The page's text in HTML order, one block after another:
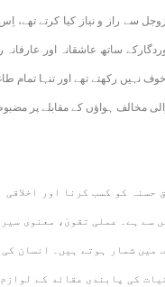
سے راز و نیاز کیا کرتے
ساتھ عاشقانہ اور
رکھتے تھے اور تنہا تمام
مخالف ہواؤں کے مقابلے پر
حسنہ کو کسب کرنا اور
سے ہے۔ عملی تقویٰ، معنوی
میں شمار ہوتے ہیں۔ انسان
کی پابندی عقائد کے